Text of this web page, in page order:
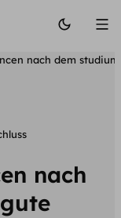
nach dem
nach